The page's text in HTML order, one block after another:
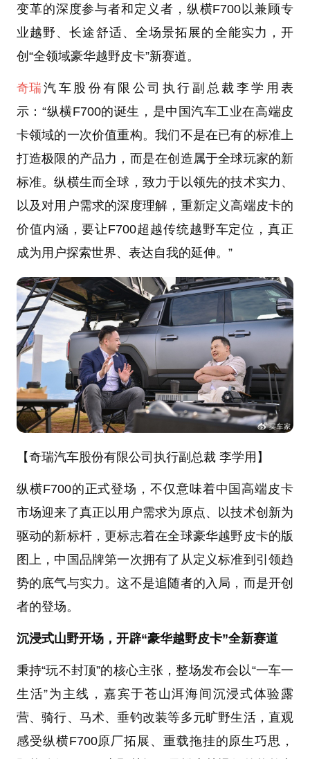
变革的深度参与者和定义者，纵横F700以兼顾专
业越野、长途舒适、全场景拓展的全能实力，开
创“全领域豪华越野皮卡”新赛道。
奇瑞汽车股份有限公司执行副总裁李学用表
示：“纵横F700的诞生，是中国汽车工业在高端皮
卡领域的一次价值重构。我们不是在已有的标准上
打造极限的产品力，而是在创造属于全球玩家的新
标准。纵横生而全球，致力于以领先的技术实力、
以及对用户需求的深度理解，重新定义高端皮卡的
价值内涵，要让F700超越传统越野车定位，真正
成为用户探索世界、表达自我的延伸。”
【奇瑞汽车股份有限公司执行副总裁 李学用】
纵横F700的正式登场，不仅意味着中国高端皮卡
市场迎来了真正以用户需求为原点、以技术创新为
驱动的新标杆，更标志着在全球豪华越野皮卡的版
图上，中国品牌第一次拥有了从定义标准到引领趋
势的底气与实力。这不是追随者的入局，而是开创
者的登场。
沉浸式山野开场，开辟“豪华越野皮卡”全新赛道
秉持“玩不封顶”的核心主张，整场发布会以“一车一
生活”为主线，嘉宾于苍山洱海间沉浸式体验露
营、骑行、马术、垂钓改装等多元旷野生活，直观
感受纵横F700原厂拓展、重载拖挂的原生巧思，